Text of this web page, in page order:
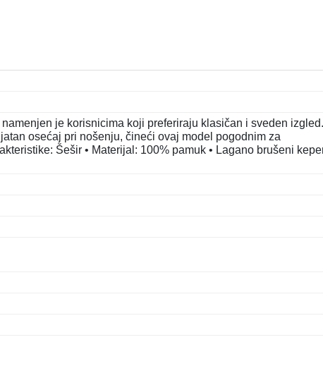
je korisnicima koji preferiraju klasičan i sveden izgled.
osećaj pri nošenju, čineći ovaj model pogodnim za
Šešir • Materijal: 100% pamuk • Lagano brušeni